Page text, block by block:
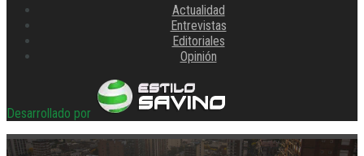
Actualidad
Entrevistas
Editoriales
Opinión
Desarrollado por